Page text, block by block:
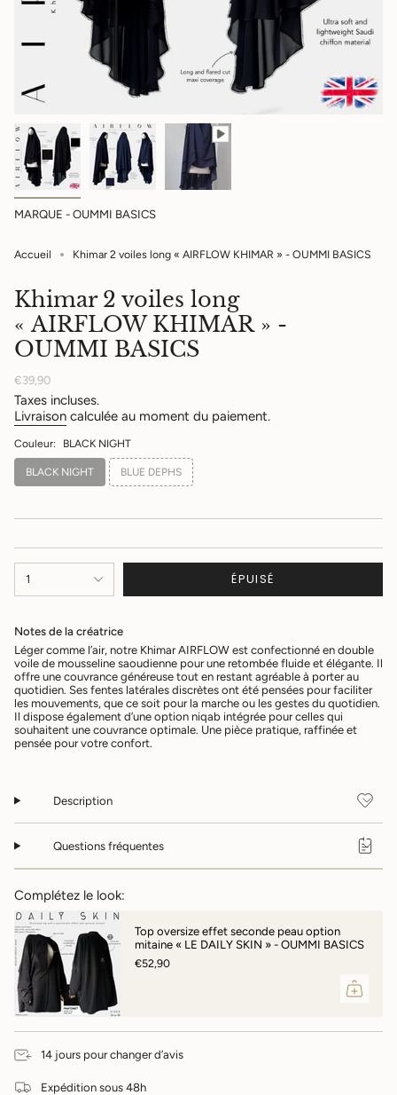
MARQUE - OUMMI BASICS
Accueil Khimar 2 voiles long « AIRFLOW KHIMAR » - OUMMI BASICS
Khimar 2 voiles long
« AIRFLOW KHIMAR » -
OUMMI BASICS
Prix
régulier
€39,90
Taxes incluses.
Livraison calculée au moment du paiement.
Couleur: BLACK NIGHT
BLACK NIGHT BLUE DEPHS
<span
class=\"quantity-
{{
quantity
}}
</span>
dans
le
panier",
"decrease"=>"Diminuer
{{
product
}}",
"multiples_of"=>"Incréments
de
{{
quantity
}}",
"minimum_of"=>"Minimum
de
{{
quantity
}}",
"maximum_of"=>"Maximum
de
{{
quantity
}}"}
1 ÉPUISÉ
Notes de la créatrice
Léger comme l’air, notre Khimar AIRFLOW est confectionné en double
voile de mousseline saoudienne pour une retombée fluide et élégante. Il
offre une couvrance généreuse tout en restant agréable à porter au
quotidien. Ses fentes latérales discrètes ont été pensées pour faciliter
les mouvements, que ce soit pour la marche ou les gestes du quotidien.
Il dispose également d’une option niqab intégrée pour celles qui
souhaitent une couvrance optimale. Une pièce pratique, raffinée et
pensée pour votre confort.
Description
Questions fréquentes
Complétez le look:
Top oversize effet seconde peau option
mitaine « LE DAILY SKIN » - OUMMI BASICS
€52,90
14 jours pour changer d’avis
Expédition sous 48h